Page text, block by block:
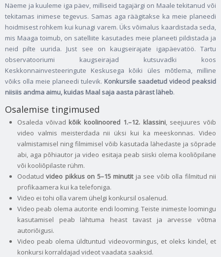
Näeme ja kuuleme iga päev, milliseid tagajärgi on Maale tekitanud või
tekitamas inimese tegevus. Samas aga räägitakse ka meie planeedi
hoidmisest rohkem kui kunagi varem. Üks võimalus kaardistada seda,
mis Maaga toimub, on satelliite kasutades meie planeeti pildistada ja
neid pilte uurida. Just see on kaugseirajate igapäevatöö. Tartu
observatooriumi kaugseirajad kutsuvadki koos
Keskkonnainvesteeringute Keskusega kõiki üles mõtlema, milline
võiks olla meie planeedi tulevik. Konkursile saadetud videod peaksid
niisiis andma aimu, kuidas Maal saja aasta pärast läheb.
Osalemise tingimused
Osaleda võivad kõik koolinoored 1.–12. klassini, seejuures võib
video valmis meisterdada nii üksi kui ka meeskonnas. Video
valmistamisel ning filmimisel võib kasutada lähedaste ja sõprade
abi, aga põhiautor ja video esitaja peab siiski olema kooliõpilane
või kooliõpilaste rühm.
Oodatudvideo pikkus on 5–15 minutitja see võib olla filmitud nii
profikaamera kui ka telefoniga.
Video ei tohi olla varem ühelgi konkursil osalenud.
Video peab olema autorite endi looming. Teiste inimeste loomingu
kasutamisel peab lähtuma heast tavast ja arvesse võtma
autoriõigusi.
Video peab olema üldtuntud videovormingus, et oleks kindel, et
konkursi korraldajad videot vaadata saaksid.